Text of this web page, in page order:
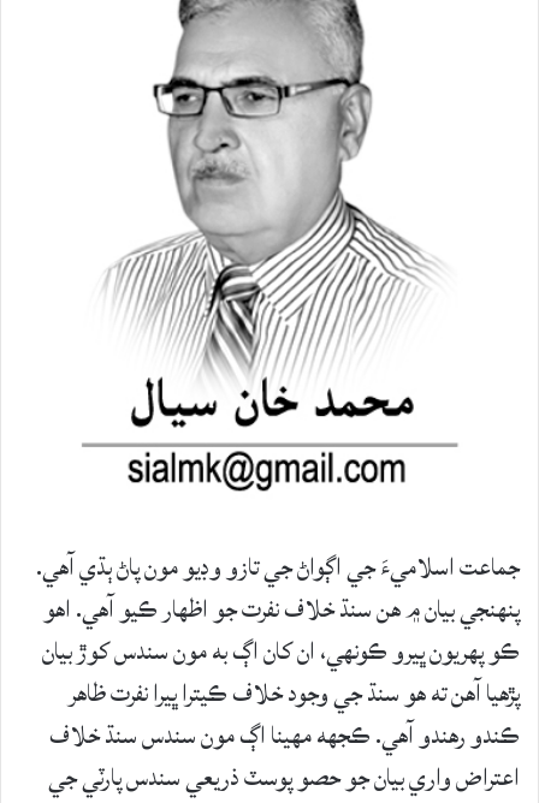
جماعت اسلاميءَ جي اڳواڻ جي تازو وڊيو مون پاڻ ٻڌي آھي.
پنهنجي بيان ۾ هن سنڌ خلاف نفرت جو اظهار ڪيو آھي. اهو
ڪو پهريون ڀيرو ڪونهي، ان کان اڳ به مون سندس کوڙ بيان
پڙھيا آھن ته هو سنڌ جي وجود خلاف ڪيترا ڀيرا نفرت ظاهر
ڪندو رهندو آھي. ڪجهه مهينا اڳ مون سندس سنڌ خلاف
اعتراض واري بيان جو حصو پوسٽ ذريعي سندس پارٽي جي